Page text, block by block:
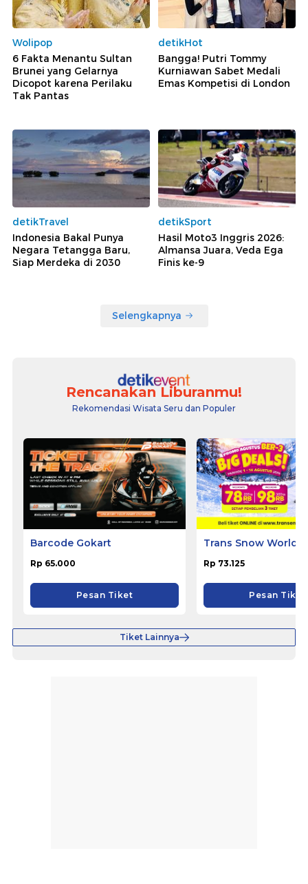
Wolipop
6 Fakta Menantu Sultan
Brunei yang Gelarnya
Dicopot karena Perilaku
Tak Pantas
detikHot
Bangga! Putri Tommy
Kurniawan Sabet Medali
Emas Kompetisi di London
detikTravel
Indonesia Bakal Punya
Negara Tetangga Baru,
Siap Merdeka di 2030
detikSport
Hasil Moto3 Inggris 2026:
Almansa Juara, Veda Ega
Finis ke-9
Selengkapnya
Rencanakan Liburanmu!
Rekomendasi Wisata Seru dan Populer
Barcode Gokart
Rp 65.000
Pesan Tiket
Trans Snow World
Rp 73.125
Pesan Tiket
Tiket Lainnya